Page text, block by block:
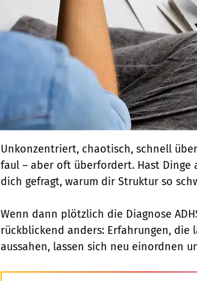
Unkonzentriert, chaotisch, schnell
faul – aber oft überfordert. Hast
dich gefragt, warum dir Struktur so
Wenn dann plötzlich die Diagnose
rückblickend anders: Erfahrungen, die
aussahen, lassen sich neu einordnen